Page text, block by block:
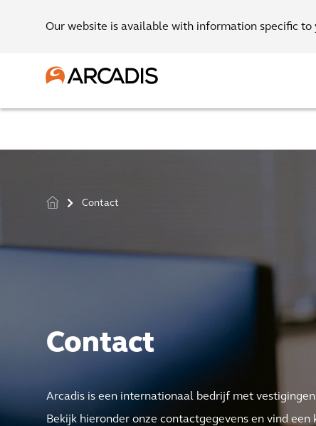
Our website is available with information specific to
> Contact
Contact
Arcadis is een internationaal bedrijf met
Bekijk hieronder onze contactgegevens en vind een